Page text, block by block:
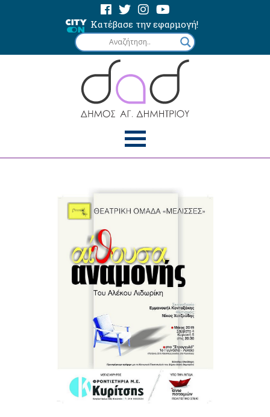
Κατέβασε την εφαρμογή!